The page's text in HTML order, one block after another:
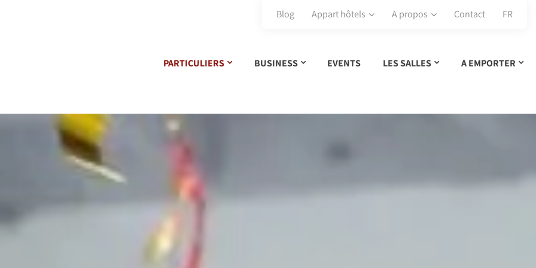
Blog Appart hôtels A propos Contact FR
PARTICULIERS BUSINESS EVENTS LES SALLES A EMPORTER